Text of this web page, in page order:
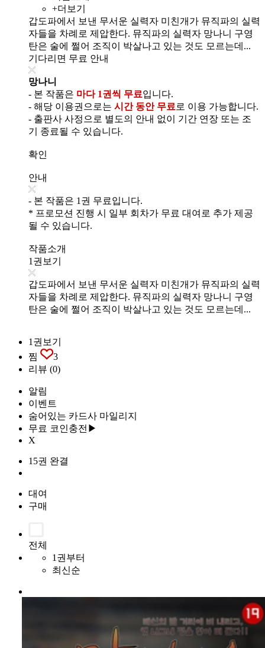
+더보기
갑도파에서 보낸 무서운 실력자 미친개가 뮤직파의 실력
자들을 차례로 제압한다. 뮤직파의 실력자 망나니 구영
탄은 술에 쩔어 조직이 박살나고 있는 것도 모르는데...
기다리면 무료 안내
망나니
- 본 작품은 마다 1권씩 무료입니다.
- 해당 이용권으로는 시간 동안 무료 로 이용 가능합니다.
- 출판사 사정으로 별도의 안내 없이 기간 연장 또는 조
기 종료될 수 있습니다.
확인
안내
- 본 작품은 1권 무료입니다.
* 프로모션 진행 시 일부 회차가 무료 대여로 추가 제공
될 수 있습니다.
작품소개
1권보기
갑도파에서 보낸 무서운 실력자 미친개가 뮤직파의 실력
자들을 차례로 제압한다. 뮤직파의 실력자 망나니 구영
탄은 술에 쩔어 조직이 박살나고 있는 것도 모르는데...
1권보기
찜
3
리뷰 (0)
알림
이벤트
숨어있는 카드사 마일리지
무료 코인충전▶
X
15권 완결
대여
구매
전체
1권부터
최신순